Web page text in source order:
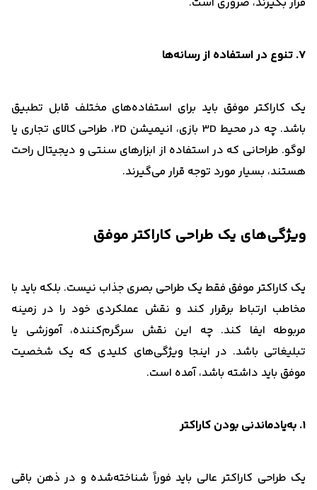
7. تنوع در استفاده از رسانه‌ها
یک کاراکتر موفق باید برای استفاده‌های مختلف قابل تطبیق
باشد. چه در محیط 3D بازی، انیمیشن 2D، طراحی کالای تجاری یا
لوگو. طراحانی که در استفاده از ابزارهای سنتی و دیجیتال راحت
هستند، بسیار مورد توجه قرار می‌گیرند.
ویژگی‌های یک طراحی کاراکتر موفق
یک کاراکتر موفق فقط یک طراحی بصری جذاب نیست. بلکه باید با
مخاطب ارتباط برقرار کند و نقش عملکردی خود را در زمینه
مربوطه ایفا کند. چه این نقش سرگرم‌کننده، آموزشی یا
تبلیغاتی باشد. در اینجا ویژگی‌های کلیدی که یک شخصیت
موفق باید داشته باشد، آمده است.
1. به‌یادماندنی بودن کاراکتر
یک طراحی کاراکتر عالی باید فوراً شناخته‌شده و در ذهن باقی